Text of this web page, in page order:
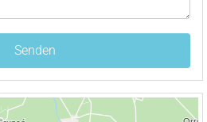
Senden